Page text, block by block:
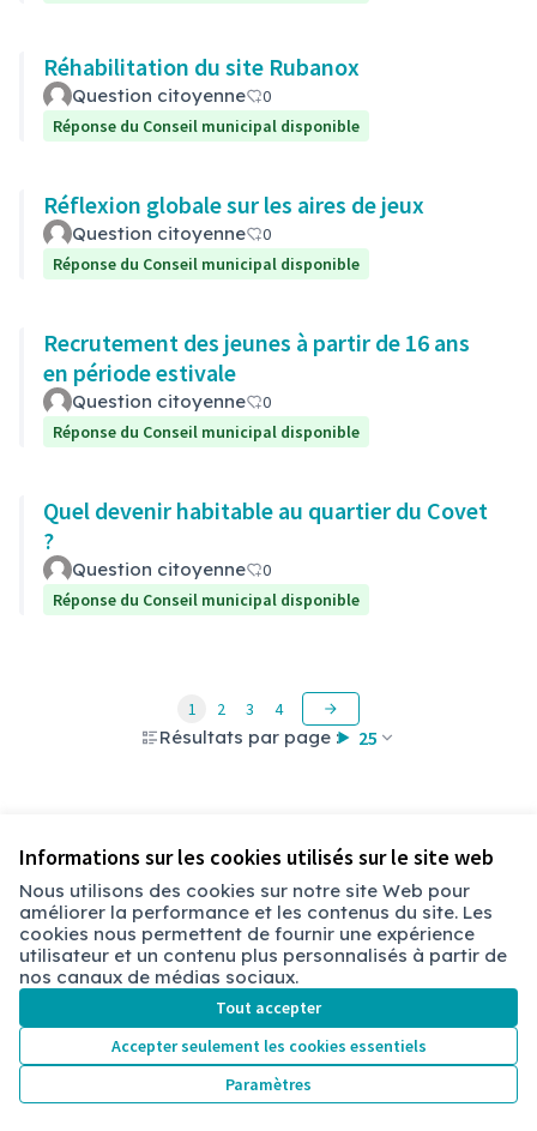
Informations sur les cookies utilisés sur le site web
Nous utilisons des cookies sur notre site Web pour
améliorer la performance et les contenus du site. Les
cookies nous permettent de fournir une expérience
utilisateur et un contenu plus personnalisés à partir de
nos canaux de médias sociaux.
Tout accepter
Accepter seulement les cookies essentiels
Paramètres
Réhabilitation du site Rubanox
Question citoyenne
0
Réponse du Conseil municipal disponible
Réflexion globale sur les aires de jeux
Question citoyenne
0
Réponse du Conseil municipal disponible
Recrutement des jeunes à partir de 16 ans
en période estivale
Question citoyenne
0
Réponse du Conseil municipal disponible
Quel devenir habitable au quartier du Covet
?
Question citoyenne
0
Réponse du Conseil municipal disponible
Résultats par page : 25
1 2 3 4
Conditions d'utilisation
Paramètres des cookies
Chambéry sur X
(Lien externe)
Chambéry sur Facebook
Chambéry sur Instagram
Site réalisé grâce aulogiciel libre Decidim .
Licence
(Lien